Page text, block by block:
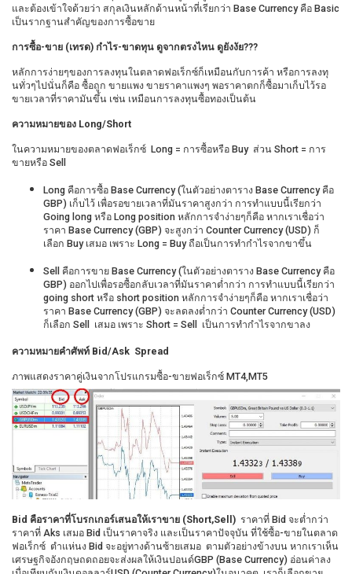
และต้องเข้าใจด้วยว่า สกุลเงินหลักด้านหน้าที่เรียกว่า Base Currency คือ Basic
เป็นรากฐานสำคัญของการซื้อขาย
การซื้อ-ขาย (เทรด) กำไร-ขาดทุน ดูจากตรงไหน ดูยังงัย???
หลักการง่ายๆของการลงทุนในตลาดฟอเร็กซ์ก็เหมือนกับการค้า หรือการลงทุ
นทั่วๆไปนั่นก็คือ ซื้อถูก ขายแพง ขายราคาแพงๆ พอราคาตกก็ซื้อมาเก็บไว้รอ
ขายเวลาที่ราคามันขึ้น เช่น เหมือนการลงทุนซื้อทองเป็นต้น
ความหมายของ Long/Short
ในความหมายของตลาดฟอเร็กซ์ Long = การซื้อหรือ Buy ส่วน Short = การ
ขายหรือ Sell
Long คือการซื้อ Base Currency (ในตัวอย่างตาราง Base Currency คือ
GBP) เก็บไว้ เพื่อรอขายเวลาที่มันราคาสูงกว่า การทำแบบนี้เรียกว่า
Going long หรือ Long position หลักการจำง่ายๆก็คือ หากเราเชื่อว่า
ราคา Base Currency (GBP) จะสูงกว่า Counter Currency (USD) ก็
เลือก Buy เสมอ เพราะ Long = Buy ถือเป็นการทำกำไรจากขาขึ้น
Sell คือการขาย Base Currency (ในตัวอย่างตาราง Base Currency คือ
GBP) ออกไปเพื่อรอซื้อกลับเวลาที่มันราคาต่ำกว่า การทำแบบนี้เรียกว่า
going short หรือ short position หลักการจำง่ายๆก็คือ หากเราเชื่อว่า
ราคา Base Currency (GBP) จะลดลงต่ำกว่า Counter Currency (USD)
ก็เลือก Sell เสมอ เพราะ Short = Sell เป็นการทำกำไรจากขาลง
ความหมายคำศัพท์ Bid/Ask Spread
ภาพแสดงราคาคู่เงินจากโปรแกรมซื้อ-ขายฟอเร็กซ์ MT4,MT5
Bid คือราคาที่โบรกเกอร์เสนอให้เราขาย (Short,Sell) ราคาที่ Bid จะต่ำกว่า
ราคาที่ Aks เสมอ Bid เป็นราคาจริง และเป็นราคาปัจจุบัน ที่ใช้ซื้อ-ขายในตลาด
ฟอเร็กซ์ ตำแห่นง Bid จะอยู่ทางด้านซ้ายเสมอ ตามตัวอย่างข้างบน หากเราเห็น
เศรษฐกิจอังกฤษถดถอยจะส่งผลให้เงินปอนด์GBP (Base Currency) อ่อนค่าลง